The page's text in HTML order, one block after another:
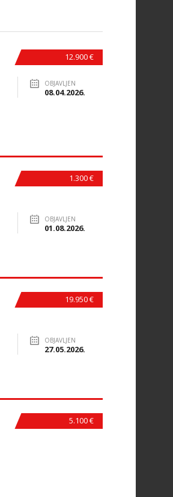
12.900 €
OBJAVLJEN
08.04.2026.
1.300 €
OBJAVLJEN
01.08.2026.
19.950 €
OBJAVLJEN
27.05.2026.
5.100 €